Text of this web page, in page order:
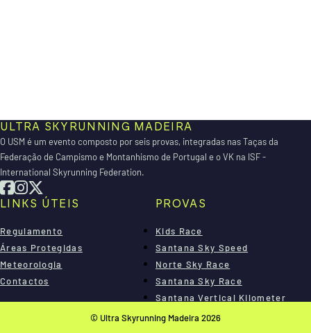
ULTRA SKYRUNNING MADEIRA
O USM é um evento composto por seis provas, integradas nas Taças da
Federação de Campismo e Montanhismo de Portugal e o VK na ISF -
International Skyrunning Federation.
LINKS ÚTEIS
Regulamento
Áreas Protegidas
Meteorologia
Contactos
PROVAS
Kids Race
Santana Sky Speed
Norte Sky Race
Santana Sky Race
Santana Vertical Kilometer
Madeira Sky Race
© Ultra Skyrunning Madeira 2026